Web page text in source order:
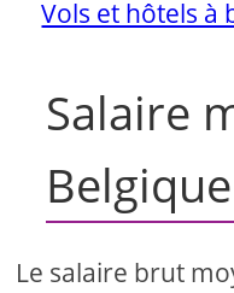
Vols et hôtels à
Salaire
Belgique
Le salaire brut